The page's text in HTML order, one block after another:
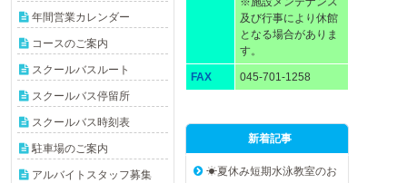
及び行事により休館
となる場合がありま
す。
FAX 045-701-1258
年間営業カレンダー
コースのご案内
スクールバスルート
スクールバス停留所
スクールバス時刻表
駐車場のご案内
アルバイトスタッフ募集
新着記事
☀夏休み短期水泳教室のお